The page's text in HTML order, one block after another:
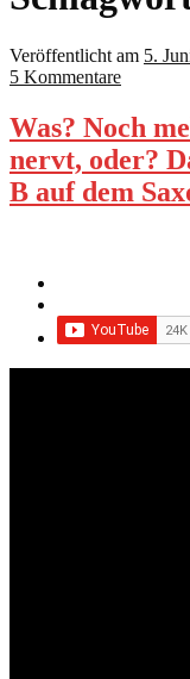
Veröffentlicht am 5.
5 Kommentare
Was? Noch
nervt, oder?
B auf dem